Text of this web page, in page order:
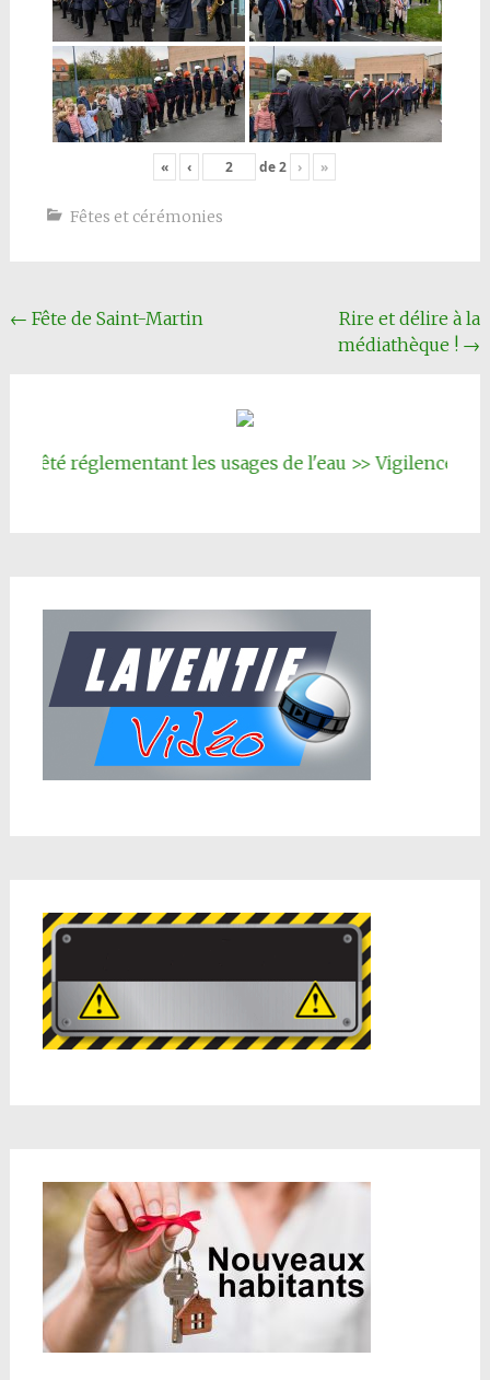
« ‹ de2 › »
Fêtes et cérémonies
Navigation
← Fête de Saint-Martin
Rire et délire à la
médiathèque ! →
réglementant les usages de l'eau >> Vigilence